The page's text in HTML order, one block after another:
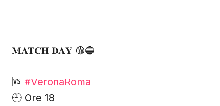
𝐌𝐀𝐓𝐂𝐇 𝐃𝐀𝐘 🟡🔵
🆚 #VeronaRoma
🕘 Ore 18